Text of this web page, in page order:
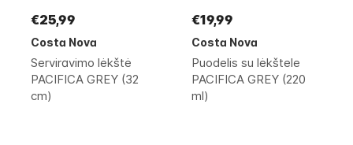
€25,99
Costa Nova
Serviravimo lėkštė
PACIFICA GREY (32
cm)
€19,99
Costa Nova
Puodelis su lėkštele
PACIFICA GREY (220
ml)